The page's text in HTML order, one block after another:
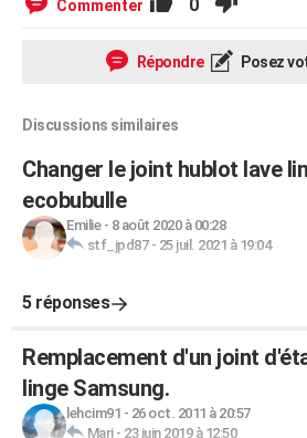
Commenter 0
Répondre Posez
Discussions similaires
Changer le joint hublot lave
ecobubulle
Emilie- 8 août 2020 à 00:28
stf_jpd87- 25 juil. 2021 à 19:04
5 réponses
Remplacement d'un joint
linge Samsung.
lehcim91 - 26 oct. 2011 à 20:57
Marj- 23 juin 2019 à 12:50